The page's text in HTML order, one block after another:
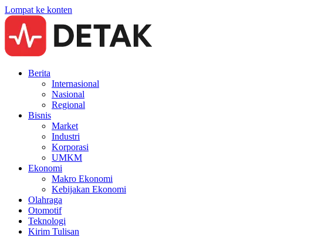
Lompat ke konten
Berita
Internasional
Nasional
Regional
Bisnis
Market
Industri
Korporasi
UMKM
Ekonomi
Makro Ekonomi
Kebijakan Ekonomi
Olahraga
Otomotif
Teknologi
Kirim Tulisan